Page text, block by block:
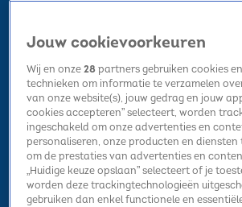
Home Radio luisteren Hitlijsten Acties Kerst
Volg Sky Radio
Zoeken
Jouw cookievoorkeuren
Wij en onze28partners gebruiken cookies
technieken om informatie te verzamelen
van onze website(s), jouw gedrag en jouw
cookies accepteren” selecteert, worden
ingeschakeld om onze advertenties en
personaliseren, onze producten en diensten
om de prestaties van advertenties en
„Huidige keuze opslaan” selecteert of je
worden deze trackingtechnologieën
gebruiken dan enkel functionele en